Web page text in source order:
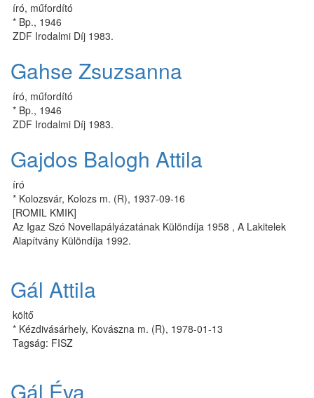
író, műfordító
* Bp., 1946
ZDF Irodalmi Díj 1983.
Gahse Zsuzsanna
író, műfordító
* Bp., 1946
ZDF Irodalmi Díj 1983.
Gajdos Balogh Attila
író
* Kolozsvár, Kolozs m. (R), 1937-09-16
[ROMIL KMIK]
Az Igaz Szó Novellapályázatának Különdíja 1958 , A Lakitelek
Alapítvány Különdíja 1992.
Gál Attila
költő
* Kézdivásárhely, Kovászna m. (R), 1978-01-13
Tagság: FISZ
Gál Éva